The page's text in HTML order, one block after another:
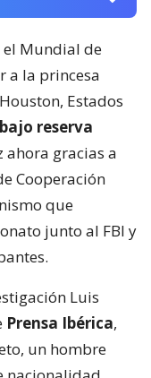
Mundial de
a la princesa
Estados
reserva
ahora gracias a
Cooperación
que
junto al FBI y
Luis
Prensa Ibérica,
un hombre